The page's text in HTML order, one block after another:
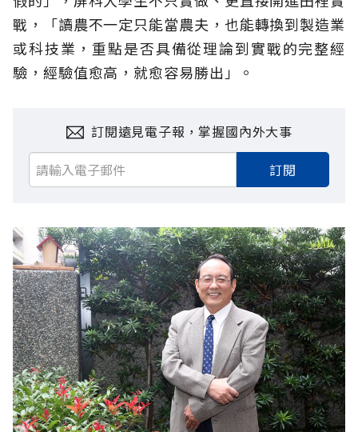
戰，「讀農不一定只能當農夫，也能轉換到製造業
或科技業，重點是否具備從理論到實戰的完整經
驗，經驗值愈高，就愈容易勝出」。
訂閱遠見電子報，掌握國內外大事
訂閱